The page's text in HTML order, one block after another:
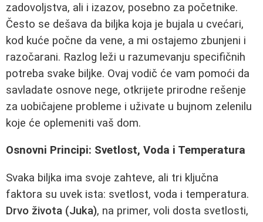
zadovoljstva, ali i izazov, posebno za početnike.
Često se dešava da biljka koja je bujala u cvećari,
kod kuće počne da vene, a mi ostajemo zbunjeni i
razočarani. Razlog leži u razumevanju specifičnih
potreba svake biljke. Ovaj vodič će vam pomoći da
savladate osnove nege, otkrijete prirodne rešenje
za uobičajene probleme i uživate u bujnom zelenilu
koje će oplemeniti vaš dom.
Osnovni Principi: Svetlost, Voda i Temperatura
Svaka biljka ima svoje zahteve, ali tri ključna
faktora su uvek ista: svetlost, voda i temperatura.
Drvo života (Juka), na primer, voli dosta svetlosti,